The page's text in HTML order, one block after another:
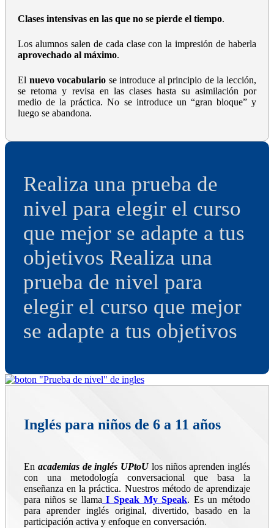
Clases intensivas en las que no se pierde el tiempo.
Los alumnos salen de cada clase con la impresión de haberla
aprovechado al máximo.
El nuevo vocabulario se introduce al principio de la lección,
se retoma y revisa en las clases hasta su asimilación por
medio de la práctica. No se introduce un “gran bloque” y
luego se abandona.
Realiza una prueba de
nivel para elegir el curso
que mejor se adapte a tus
objetivos Realiza una
prueba de nivel para
elegir el curso que mejor
se adapte a tus objetivos
Inglés para niños de 6 a 11 años
En academias de inglés UPtoUlos niños aprenden inglés
con una metodología conversacional que basa la
enseñanza en la práctica. Nuestros método de aprendizaje
para niños se llama I Speak My Speak. Es un método
para aprender inglés original, divertido, basado en la
participación activa y enfoque en conversación.